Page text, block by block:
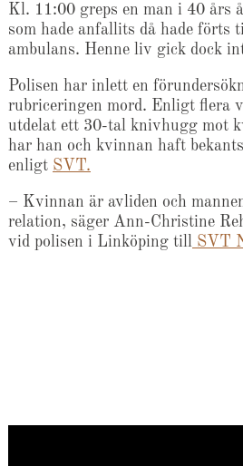
Kl. 11:00 greps en man i 40 års
som hade anfallits då hade förts
ambulans. Henne liv gick dock
Polisen har inlett en
rubriceringen mord. Enligt flera
utdelat ett 30-tal knivhugg mot
har han och kvinnan haft
enligt SVT.
– Kvinnan är avliden och
relation, säger Ann-Christine
vid polisen i Linköping till SVT